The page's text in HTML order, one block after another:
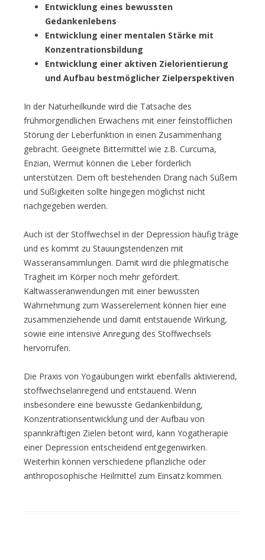
Entwicklung eines bewussten
Gedankenlebens
Entwicklung einer mentalen Stärke mit
Konzentrationsbildung
Entwicklung einer aktiven Zielorientierung
und Aufbau bestmöglicher Zielperspektiven
In der Naturheilkunde wird die Tatsache des
frühmorgendlichen Erwachens mit einer feinstofflichen
Störung der Leberfunktion in einen Zusammenhang
gebracht. Geeignete Bittermittel wie z.B. Curcuma,
Enzian, Wermut können die Leber förderlich
unterstützen. Dem oft bestehenden Drang nach Süßem
und Süßigkeiten sollte hingegen möglichst nicht
nachgegeben werden.
Auch ist der Stoffwechsel in der Depression häufig träge
und es kommt zu Stauungstendenzen mit
Wasseransammlungen. Damit wird die phlegmatische
Trägheit im Körper noch mehr gefördert.
Kaltwasseranwendungen mit einer bewussten
Wahrnehmung zum Wasserelement können hier eine
zusammenziehende und damit entstauende Wirkung,
sowie eine intensive Anregung des Stoffwechsels
hervorrufen.
Die Praxis von Yogaübungen wirkt ebenfalls aktivierend,
stoffwechselanregend und entstauend. Wenn
insbesondere eine bewusste Gedankenbildung,
Konzentrationsentwicklung und der Aufbau von
spannkräftigen Zielen betont wird, kann Yogatherapie
einer Depression entscheidend entgegenwirken.
Weiterhin können verschiedene pflanzliche oder
anthroposophische Heilmittel zum Einsatz kommen.